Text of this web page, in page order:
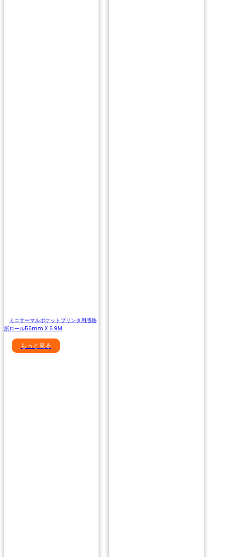
ミニサーマルポケットプリンタ用感熱
紙ロール56mm X 6.9M
もっと見る